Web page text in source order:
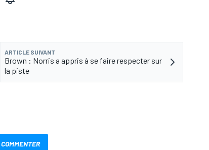
ARTICLE SUIVANT
Brown : Norris a appris à se faire respecter sur
la piste